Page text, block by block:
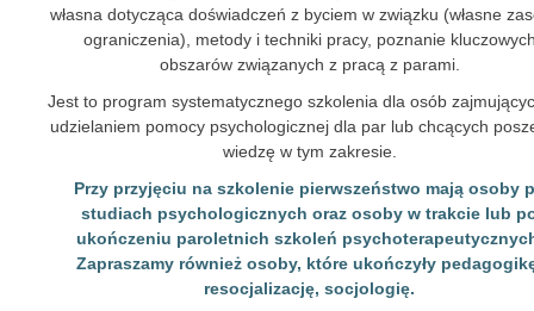
własna dotycząca doświadczeń z byciem w związku (własne
ograniczenia), metody i techniki pracy, poznanie
obszarów związanych z pracą z parami.
Jest to program systematycznego szkolenia dla osób
udzielaniem pomocy psychologicznej dla par lub chcących
wiedzę w tym zakresie.
Przy przyjęciu na szkolenie pierwszeństwo mają osoby
studiach psychologicznych oraz osoby w trakcie lub
ukończeniu paroletnich szkoleń
Zapraszamy również osoby, które ukończyły
resocjalizację, socjologię.